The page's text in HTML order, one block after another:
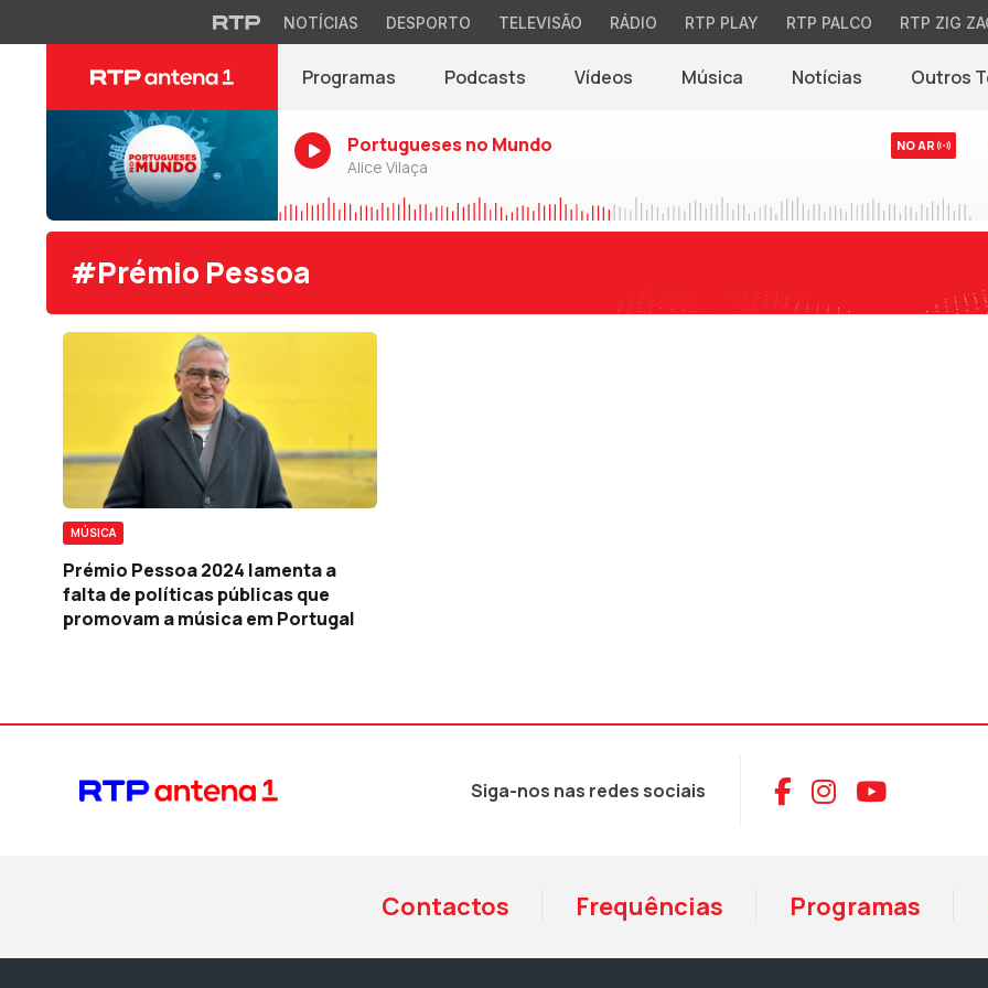
NOTÍCIAS DESPORTO TELEVISÃO RÁDIO RTP PLAY RTP PALCO RTP ZIG
Programas Podcasts Vídeos Música Notícias(abre em nova
Outros
Portugueses no Mundo
Alice Vilaça
NO AR
#Prémio Pessoa
MÚSICA
Prémio Pessoa 2024 lamenta a
falta de políticas públicas que
promovam a música em Portugal
Siga-nos nas redes sociais Aceder ao
Aceder ao
Aceder
Contactos Frequências Programas